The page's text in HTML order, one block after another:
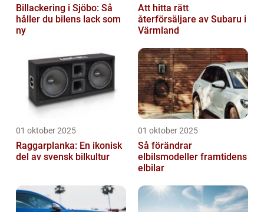
Billackering i Sjöbo: Så
håller du bilens lack som
ny
Att hitta rätt
återförsäljare av Subaru i
Värmland
01 oktober 2025
Raggarplanka: En ikonisk
del av svensk bilkultur
01 oktober 2025
Så förändrar
elbilsmodeller framtidens
elbilar